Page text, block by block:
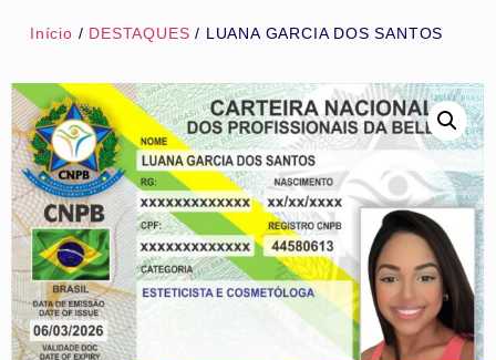
Início / DESTAQUES / LUANA GARCIA DOS SANTOS